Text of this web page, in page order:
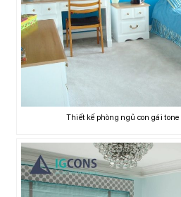
Thiết kế phòng ngủ con gái tone